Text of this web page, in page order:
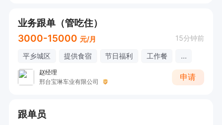
业务跟单（管吃住）
3000-15000 元/月 15分钟前
平乡城区 提供食宿 节日福利 工作餐 ...
赵经理
邢台宝琳车业有限公司
申请
跟单员